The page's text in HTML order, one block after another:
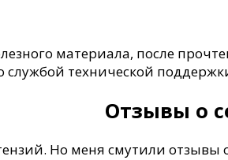
материала, после
службой технической
Отзывы о
Но меня смутили отзывы